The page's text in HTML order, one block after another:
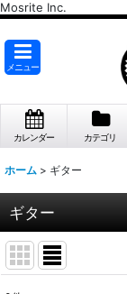
Mosrite Inc.
メニュー
カレンダー カテゴリ
ホーム > ギター
ギター